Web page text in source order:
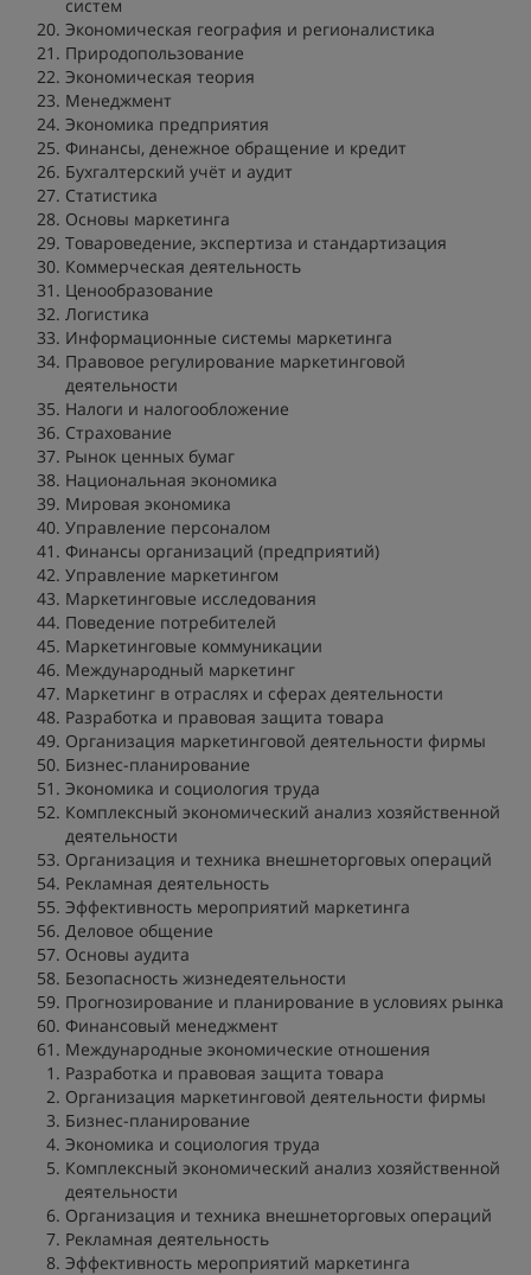
систем
Экономическая география и регионалистика
Природопользование
Экономическая теория
Менеджмент
Экономика предприятия
Финансы, денежное обращение и кредит
Бухгалтерский учёт и аудит
Статистика
Основы маркетинга
Товароведение, экспертиза и стандартизация
Коммерческая деятельность
Ценообразование
Логистика
Информационные системы маркетинга
Правовое регулирование маркетинговой
деятельности
Налоги и налогообложение
Страхование
Рынок ценных бумаг
Национальная экономика
Мировая экономика
Управление персоналом
Финансы организаций (предприятий)
Управление маркетингом
Маркетинговые исследования
Поведение потребителей
Маркетинговые коммуникации
Международный маркетинг
Маркетинг в отраслях и сферах деятельности
Разработка и правовая защита товара
Организация маркетинговой деятельности фирмы
Бизнес-планирование
Экономика и социология труда
Комплексный экономический анализ хозяйственной
деятельности
Организация и техника внешнеторговых операций
Рекламная деятельность
Эффективность мероприятий маркетинга
Деловое общение
Основы аудита
Безопасность жизнедеятельности
Прогнозирование и планирование в условиях рынка
Финансовый менеджмент
Международные экономические отношения
Разработка и правовая защита товара
Организация маркетинговой деятельности фирмы
Бизнес-планирование
Экономика и социология труда
Комплексный экономический анализ хозяйственной
деятельности
Организация и техника внешнеторговых операций
Рекламная деятельность
Эффективность мероприятий маркетинга